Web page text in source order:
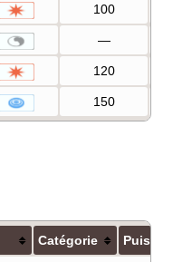
100
—
120
150
Catégorie